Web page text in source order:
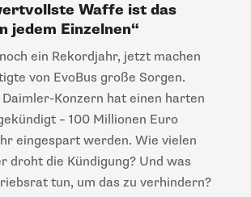
Waffe ist das
jedem Einzelnen“
ein Rekordjahr, jetzt machen
von EvoBus große Sorgen.
Konzern hat einen harten
– 100 Millionen Euro
eingespart werden. Wie vielen
droht die Kündigung? Und was
tun, um das zu verhindern?